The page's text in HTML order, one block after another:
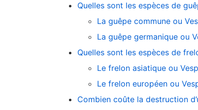
Quelles sont les espèces de
La guêpe commune ou
La guêpe germanique ou
Quelles sont les espèces de
Le frelon asiatique ou
Le frelon européen ou
Combien coûte la destruction